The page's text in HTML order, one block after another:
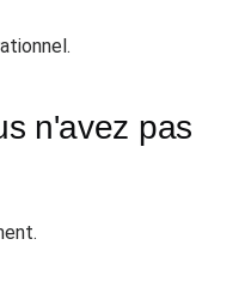
n'avez pas